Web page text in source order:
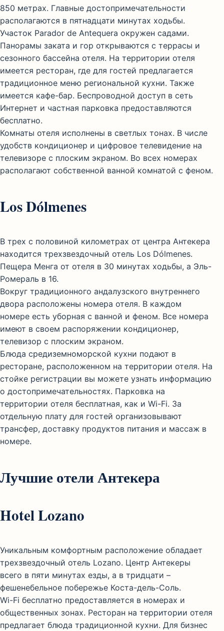
850 метрах. Главные достопримечательности
располагаются в пятнадцати минутах ходьбы.
Участок Parador de Antequera окружен садами.
Панорамы заката и гор открываются с террасы и
сезонного бассейна отеля. На территории отеля
имеется ресторан, где для гостей предлагается
традиционное меню региональной кухни. Также
имеется кафе-бар. Беспроводной доступ в сеть
Интернет и частная парковка предоставляются
бесплатно.
Комнаты отеля исполнены в светлых тонах. В числе
удобств кондиционер и цифровое телевидение на
телевизоре с плоским экраном. Во всех номерах
располагают собственной ванной комнатой с феном.
Los Dólmenes
В трех с половиной километрах от центра Антекера
находится трехзвездочный отель Los Dólmenes.
Пещера Менга от отеля в 30 минутах ходьбы, а Эль-
Ромераль в 16.
Вокруг традиционного андалузского внутреннего
двора расположены номера отеля. В каждом
номере есть уборная с ванной и феном. Все номера
имеют в своем распоряжении кондиционер,
телевизор с плоским экраном.
Блюда средиземноморской кухни подают в
ресторане, расположенном на территории отеля. На
стойке регистрации вы можете узнать информацию
о достопримечательностях. Парковка на
территории отеля бесплатная, как и Wi-Fi. За
отдельную плату для гостей организовывают
трансфер, доставку продуктов питания и массаж в
номере.
Лучшие отели Антекера
Hotel Lozano
Уникальным комфортным расположение обладает
трехзвездочный отель Lozano. Центр Антекеры
всего в пяти минутах езды, а в тридцати –
фешенебельное побережье Коста-дель-Соль.
Wi-Fi бесплатно предоставляется в номерах и
общественных зонах. Ресторан на территории отеля
предлагает блюда традиционной кухни. Для бизнес